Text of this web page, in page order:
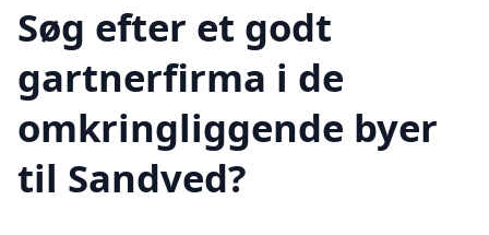
Søg efter et godt
gartnerfirma i de
omkringliggende byer
til Sandved?